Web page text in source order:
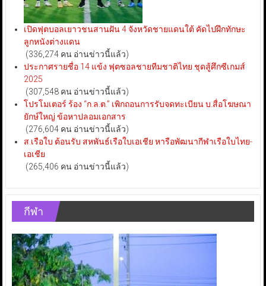
เปิดฟุตบอลเยาวชนสานฝัน 4 จังหวัดชายแดนใต้ คัดไปฝึกทักษะ
ลูกหนังต่างแดน
(336,274 คน อ่านข่าวนี้แล้ว)
ประกาศรายชื่อ 14 แข้ง ฟุตซอลชายทีมชาติไทย ชุดสู้ศึกซีเกมส์
2025
(307,548 คน อ่านข่าวนี้แล้ว)
โปรโมเตอร์ ร้อง “ก.ล.ต.” เพิกถอนการรับจดทะเบียน บ.สื่อโฆษณา
ยักษ์ใหญ่ ข้อหาปลอมเอกสาร
(276,604 คน อ่านข่าวนี้แล้ว)
ส.เรือใบ ต้อนรับ สหพันธ์เรือใบเอเชีย หารือพัฒนากีฬาเรือใบไทย-
เอเชีย
(265,406 คน อ่านข่าวนี้แล้ว)
กีฬา